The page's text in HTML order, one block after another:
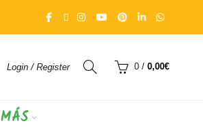
Login / Register 0 / 0,00€
MÁS